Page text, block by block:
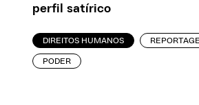
perfil satírico
DIREITOS HUMANOS
PODER